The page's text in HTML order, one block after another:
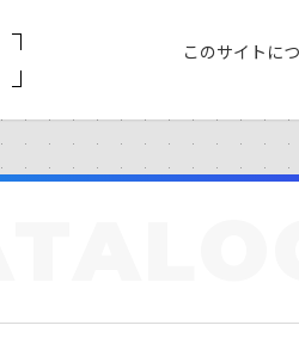
このサイトに